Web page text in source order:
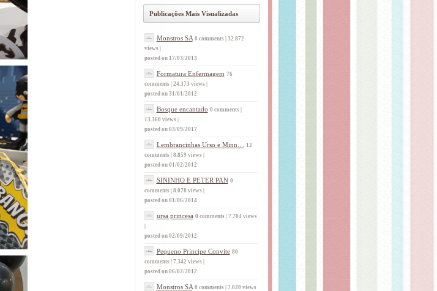
Publicações Mais Visualizadas
Monstros SA 0 comments| 32.872
views|
posted on 17/03/2013
Formatura Enfermagem 76
comments| 24.373 views|
posted on 31/01/2012
Bosque encantado 0 comments|
13.360 views|
posted on 03/09/2017
Lembrancinhas Urso e Minn…
12
comments| 8.859 views|
posted on 01/02/2012
SININHO E PETER PAN 0
comments| 8.078 views|
posted on 01/06/2014
ursa princesa 0 comments| 7.704 views
posted on 02/09/2012
Pequeno Príncipe Convite 80
comments| 7.342 views|
posted on 06/02/2012
Monstros SA 0 comments| 7.020 views